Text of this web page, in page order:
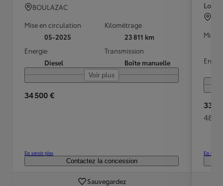
BOULAZAC
Mise en circulation
05-2025
Kilométrage
23 811 km
Energie
Diesel
Transmission
Boîte manuelle
Voir plus
34 500 €
En savoir plus
Contactez la concession
Sauvegardez
Long
Mise
33
488
En